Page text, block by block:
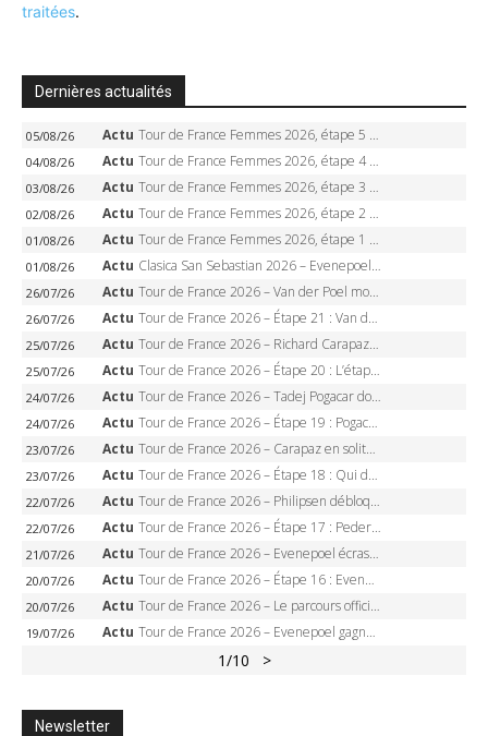
traitées.
Dernières actualités
05/08/26 Actu Tour de France Femmes 2026, étape 5 – Demi Vollering gagne à Belleville, Reusser en jaune, Ferrand-Prévot coule
04/08/26 Actu Tour de France Femmes 2026, étape 4 – Marlen Reusser écrase le chrono, Ferrand-Prévot en crise
03/08/26 Actu Tour de France Femmes 2026, étape 3 – Sigrid Haugset en solitaire, 88 km d’échappée, maillot jaune
02/08/26 Actu Tour de France Femmes 2026, étape 2 – Lorena Wiebes doublé à Genève, Markus héroïque, 7e record
01/08/26 Actu Tour de France Femmes 2026, étape 1 – Lorena Wiebes intouchable à Lausanne, premier maillot jaune
01/08/26 Actu Clasica San Sebastian 2026 – Evenepoel recordman, 4e victoire, Carapaz battu au sprint
26/07/26 Actu Tour de France 2026 – Van der Poel monumental à Paris, Pogacar égale le record des cinq sacres
26/07/26 Actu Tour de France 2026 – Étape 21 : Van der Poel, Pogacar, qui succédera à Wout van Aert sur les Champs-Elysées ?
25/07/26 Actu Tour de France 2026 – Richard Carapaz roi des Alpes, doublé et maillot à pois, Seixas perd le podium
25/07/26 Actu Tour de France 2026 – Étape 20 : L’étape reine, Galibier, Sarenne, Alpe d’Huez, qui succédera à Pogacar ?
24/07/26 Actu Tour de France 2026 – Tadej Pogacar dompte l’Alpe d’Huez, 5e victoire, record de Pantani pulvérisé
24/07/26 Actu Tour de France 2026 – Étape 19 : Pogacar peut-il enfin dompter l’Alpe d’Huez ?
23/07/26 Actu Tour de France 2026 – Carapaz en solitaire à Orcières-Merlette, Paret-Peintre à un point du maillot à pois
23/07/26 Actu Tour de France 2026 – Étape 18 : Qui domptera Orcières-Merlette, première marche vers l’Alpe d’Huez ?
22/07/26 Actu Tour de France 2026 – Philipsen débloque son compteur à Voiron, Pedersen en danger pour le maillot vert
22/07/26 Actu Tour de France 2026 – Étape 17 : Pedersen peut-il verrouiller le maillot vert à Voiron ?
21/07/26 Actu Tour de France 2026 – Evenepoel écrase le chrono d’Évian, Seixas 4e, Lipowitz abandonne
20/07/26 Actu Tour de France 2026 – Étape 16 : Evenepoel, Pogacar, Ganna… qui domptera le chrono d’Évian pour redessiner le podium ?
20/07/26 Actu Tour de France 2026 – Le parcours officiel complet : 21 étapes, profils, carte et dates
19/07/26 Actu Tour de France 2026 – Evenepoel gagne à Solaison, Vingegaard abandonne, Pogacar toujours en jaune
1/10 >
Newsletter